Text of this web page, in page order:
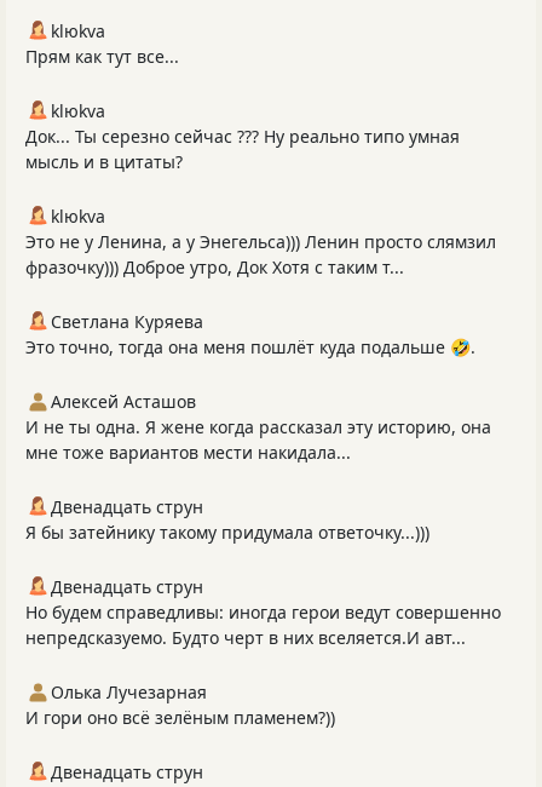
klюkva
Прям как тут все...
klюkva
Док... Ты серезно сейчас ??? Ну реально типо умная
мысль и в цитаты?
klюkva
Это не у Ленина, а у Энегельса))) Ленин просто слямзил
фразочку))) Доброе утро, Док Хотя с таким т...
Светлана Куряева
Это точно, тогда она меня пошлёт куда подальше 🤣.
Алексей Асташов
И не ты одна. Я жене когда рассказал эту историю, она
мне тоже вариантов мести накидала...
Двенадцать струн
Я бы затейнику такому придумала ответочку...)))
Двенадцать струн
Но будем справедливы: иногда герои ведут совершенно
непредсказуемо. Будто черт в них вселяется.И авт...
Олька Лучезарная
И гори оно всё зелёным пламенем?))
Двенадцать струн